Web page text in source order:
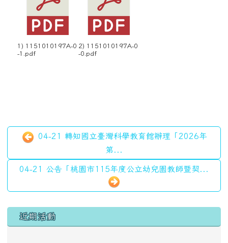
1) 1151010197A-0
-1.pdf
2) 1151010197A-0
-0.pdf
04-21 轉知國立臺灣科學教育館辦理「2026年
第...
04-21 公告「桃園市115年度公立幼兒園教師暨契...
左邊區域內容
近期活動